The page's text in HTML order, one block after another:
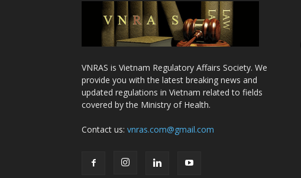
VNRAS is Vietnam Regulatory Affairs Society. We
provide you with the latest breaking news and
updated regulations in Vietnam related to fields
covered by the Ministry of Health.
Contact us: vnras.com@gmail.com